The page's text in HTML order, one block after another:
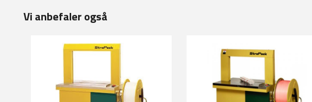
Vi anbefaler også